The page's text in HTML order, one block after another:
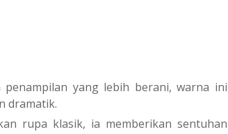
yang lebih berani, warna ini
dramatik.
rupa klasik, ia memberikan sentuhan